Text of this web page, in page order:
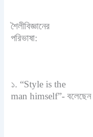
শৈলীবিজ্ঞানের
পরিভাষা:
১. “Style is the
man himself”-বলেছেন